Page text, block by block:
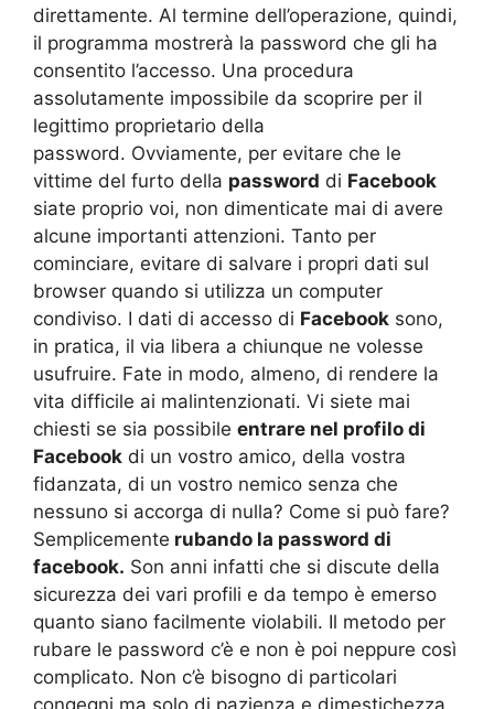
direttamente. Al termine dell’operazione, quindi,
il programma mostrerà la password che gli ha
consentito l’accesso. Una procedura
assolutamente impossibile da scoprire per il
legittimo proprietario della
password. Ovviamente, per evitare che le
vittime del furto della password di Facebook
siate proprio voi, non dimenticate mai di avere
alcune importanti attenzioni. Tanto per
cominciare, evitare di salvare i propri dati sul
browser quando si utilizza un computer
condiviso. I dati di accesso di Facebook sono,
in pratica, il via libera a chiunque ne volesse
usufruire. Fate in modo, almeno, di rendere la
vita difficile ai malintenzionati. Vi siete mai
chiesti se sia possibile entrare nel profilo di
Facebook di un vostro amico, della vostra
fidanzata, di un vostro nemico senza che
nessuno si accorga di nulla? Come si può fare?
Semplicemente rubando la password di
facebook. Son anni infatti che si discute della
sicurezza dei vari profili e da tempo è emerso
quanto siano facilmente violabili. Il metodo per
rubare le password c’è e non è poi neppure così
complicato. Non c’è bisogno di particolari
congegni ma solo di pazienza e dimestichezza